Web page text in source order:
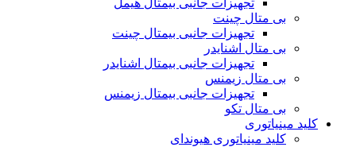
تجهیزات جانبی بیمتال هیمل
بی متال چینت
تجهیزات جانبی بیمتال چینت
بی متال اشنایدر
تجهیزات جانبی بیمتال اشنایدر
بی متال زیمنس
تجهیزات جانبی بیمتال زیمنس
بی متال تکو
کلید مینیاتوری
کلید مینیاتوری هیوندای